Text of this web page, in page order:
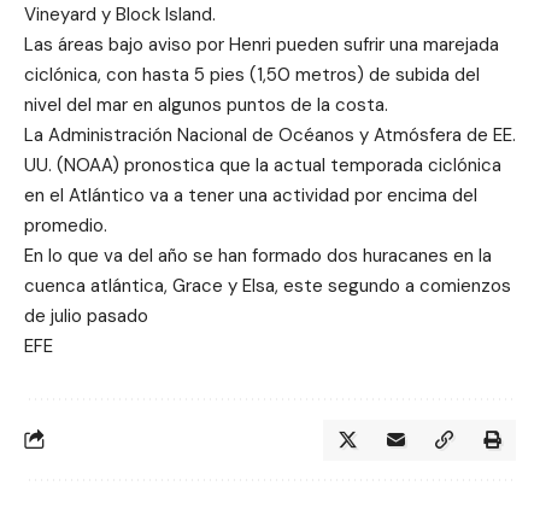
Vineyard y Block Island.
Las áreas bajo aviso por Henri pueden sufrir una marejada
ciclónica, con hasta 5 pies (1,50 metros) de subida del
nivel del mar en algunos puntos de la costa.
La Administración Nacional de Océanos y Atmósfera de EE.
UU. (NOAA) pronostica que la actual temporada ciclónica
en el Atlántico va a tener una actividad por encima del
promedio.
En lo que va del año se han formado dos huracanes en la
cuenca atlántica, Grace y Elsa, este segundo a comienzos
de julio pasado
EFE